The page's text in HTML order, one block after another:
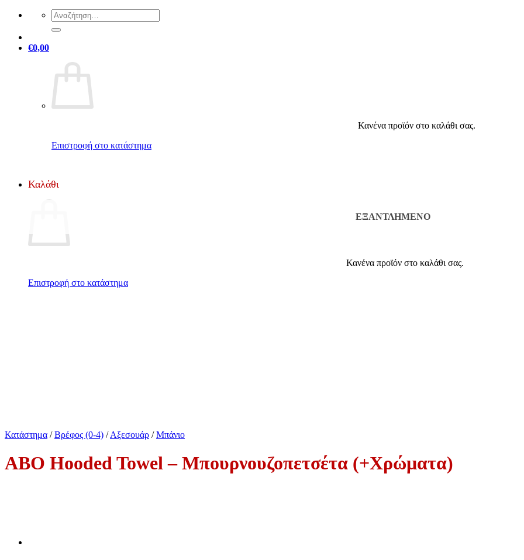
Αναζήτηση
για:
€0,00
Κανένα προϊόν στο καλάθι σας.
Επιστροφή στο κατάστημα
Καλάθι
Κανένα προϊόν στο καλάθι σας.
Επιστροφή στο κατάστημα
Κατάστημα / Βρέφος (0-4) / Αξεσουάρ / Μπάνιο
ABO Hooded Towel – Μπουρνουζοπετσέτα (+Χρώματα)
ΕΞΑΝΤΛΗΜΈΝΟ